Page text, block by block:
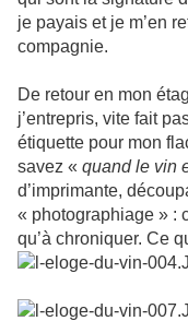
je payais et je m’en
compagnie.
De retour en mon
j’entrepris, vite fait
étiquette pour mon
savez « quand le vin
d’imprimante,
« photographiage » :
qu’à chroniquer. Ce